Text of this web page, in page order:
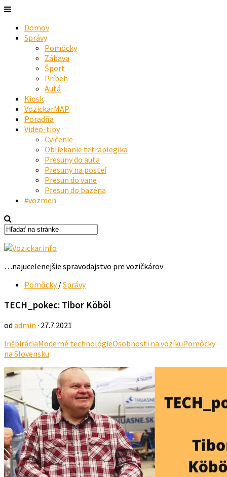
Domov
Správy
Pomôcky
Zábava
Šport
Príbeh
Autá
Kiosk
VozickarMAP
Poradňa
Video-tipy
Cvičenie
Obliekanie tetraplegika
Presuny do auta
Presuny na posteľ
Presun do vane
Presun do bazéna
#vozmen
…najucelenejšie spravodajstvo pre vozičkárov
Pomôcky /Správy
TECH_pokec: Tibor Köböl
od admin · 27.7.2021
InšpiráciaModerné technológieOsobnosti na vozíkuPomôcky
na Slovensku